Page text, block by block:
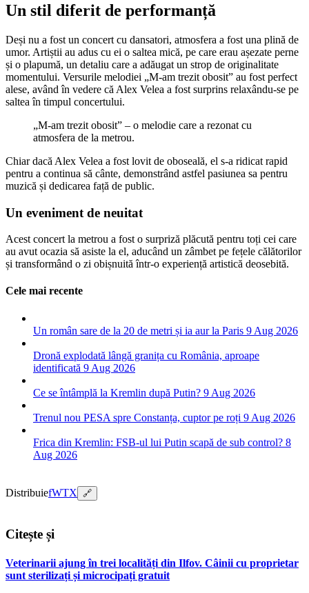
Un stil diferit de performanță
Deși nu a fost un concert cu dansatori, atmosfera a fost una plină de
umor. Artiștii au adus cu ei o saltea mică, pe care erau așezate perne
și o plapumă, un detaliu care a adăugat un strop de originalitate
momentului. Versurile melodiei „M-am trezit obosit” au fost perfect
alese, având în vedere că Alex Velea a fost surprins relaxându-se pe
saltea în timpul concertului.
„M-am trezit obosit” – o melodie care a rezonat cu
atmosfera de la metrou.
Chiar dacă Alex Velea a fost lovit de oboseală, el s-a ridicat rapid
pentru a continua să cânte, demonstrând astfel pasiunea sa pentru
muzică și dedicarea față de public.
Un eveniment de neuitat
Acest concert la metrou a fost o surpriză plăcută pentru toți cei care
au avut ocazia să asiste la el, aducând un zâmbet pe fețele călătorilor
și transformând o zi obișnuită într-o experiență artistică deosebită.
Cele mai recente
Un român sare de la 20 de metri și ia aur la Paris 9 Aug 2026
Dronă explodată lângă granița cu România, aproape
identificată 9 Aug 2026
Ce se întâmplă la Kremlin după Putin? 9 Aug 2026
Trenul nou PESA spre Constanța, cuptor pe roți 9 Aug 2026
Frica din Kremlin: FSB-ul lui Putin scapă de sub control? 8
Aug 2026
DistribuiefWTX 🔗
Citește și
Veterinarii ajung în trei localități din Ilfov. Câinii cu proprietar
sunt sterilizați și microcipați gratuit